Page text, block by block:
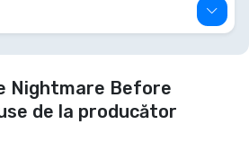
Nightmare Before
de la producător